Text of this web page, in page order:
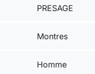
PRESAGE
Montres
Homme